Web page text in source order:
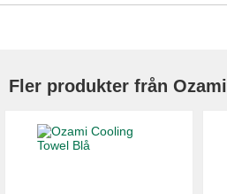
Fler produkter från Ozami